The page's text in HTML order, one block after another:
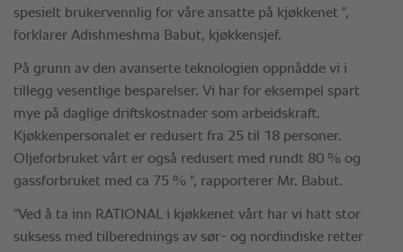
spesielt brukervennlig for våre ansatte på kjøkkenet ",
forklarer Adishmeshma Babut, kjøkkensjef.
På grunn av den avanserte teknologien oppnådde vi i
tillegg vesentlige besparelser. Vi har for eksempel spart
mye på daglige driftskostnader som arbeidskraft.
Kjøkkenpersonalet er redusert fra 25 til 18 personer.
Oljeforbruket vårt er også redusert med rundt 80 % og
gassforbruket med ca 75 % ", rapporterer Mr. Babut.
"Ved å ta inn RATIONAL i kjøkkenet vårt har vi hatt stor
suksess med tilberednings av sør- og nordindiske retter